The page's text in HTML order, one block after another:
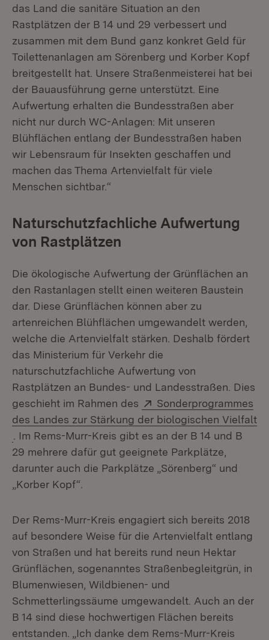
das Land die sanitäre Situation an den
Rastplätzen der B 14 und 29 verbessert und
zusammen mit dem Bund ganz konkret Geld für
Toilettenanlagen am Sörenberg und Korber Kopf
breitgestellt hat. Unsere Straßenmeisterei hat bei
der Bauausführung gerne unterstützt. Eine
Aufwertung erhalten die Bundesstraßen aber
nicht nur durch WC-Anlagen: Mit unseren
Blühflächen entlang der Bundesstraßen haben
wir Lebensraum für Insekten geschaffen und
machen das Thema Artenvielfalt für viele
Menschen sichtbar.“
Naturschutzfachliche Aufwertung
von Rastplätzen
Die ökologische Aufwertung der Grünflächen an
den Rastanlagen stellt einen weiteren Baustein
dar. Diese Grünflächen können aber zu
artenreichen Blühflächen umgewandelt werden,
welche die Artenvielfalt stärken. Deshalb fördert
das Ministerium für Verkehr die
naturschutzfachliche Aufwertung von
Rastplätzen an Bundes- und Landesstraßen. Dies
geschieht im Rahmen des
Extern:
Sonderprogrammes
des Landes zur Stärkung der biologischen Vielfalt
(Öffnet in neuem Fenster)
. Im Rems-Murr-Kreis gibt es an der B 14 und B
29 mehrere dafür gut geeignete Parkplätze,
darunter auch die Parkplätze „Sörenberg“ und
„Korber Kopf“.
Der Rems-Murr-Kreis engagiert sich bereits 2018
auf besondere Weise für die Artenvielfalt entlang
von Straßen und hat bereits rund neun Hektar
Grünflächen, sogenanntes Straßenbegleitgrün, in
Blumenwiesen, Wildbienen- und
Schmetterlingssäume umgewandelt. Auch an der
B 14 sind diese hochwertigen Flächen bereits
entstanden. „Ich danke dem Rems-Murr-Kreis